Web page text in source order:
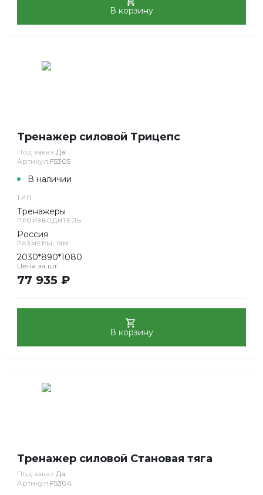
В корзину
Тренажер силовой Трицепс
Под заказ Да
Артикул F5305
В наличии
ТИП
Тренажеры
ПРОИЗВОДИТЕЛЬ
Россия
РАЗМЕРЫ, ММ
2030*890*1080
Цена за шт
77 935 ₽
В корзину
Тренажер силовой Становая тяга
Под заказ Да
Артикул F5304